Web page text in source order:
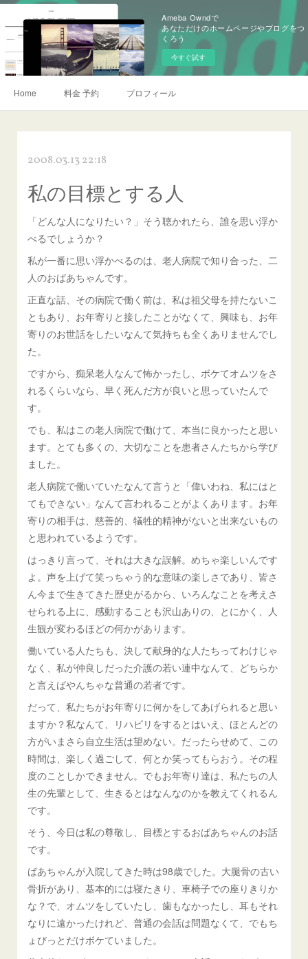
Ameba Owndで
あなただけのホームページやブログをつ
くろう
今すぐ試す
Home 料金 予約 プロフィール
2008.03.13 22:18
私の目標とする人
「どんな人になりたい？」そう聴かれたら、誰を思い浮か
べるでしょうか？
私が一番に思い浮かべるのは、老人病院で知り合った、二
人のおばあちゃんです。
正直な話、その病院で働く前は、私は祖父母を持たないこ
ともあり、お年寄りと接したことがなくて、興味も、お年
寄りのお世話をしたいなんて気持ちも全くありませんでし
た。
ですから、痴呆老人なんて怖かったし、ボケてオムツをさ
れるくらいなら、早く死んだ方が良いと思っていたんで
す。
でも、私はこの老人病院で働けて、本当に良かったと思い
ます。とても多くの、大切なことを患者さんたちから学び
ました。
老人病院で働いていたなんて言うと「偉いわね、私にはと
てもできない」なんて言われることがよくあります。お年
寄りの相手は、慈善的、犠牲的精神がないと出来ないもの
と思われているようです。
はっきり言って、それは大きな誤解。めちゃ楽しいんです
よ。声を上げて笑っちゃう的な意味の楽しさであり、皆さ
ん今まで生きてきた歴史がるから、いろんなことを考えさ
せられる上に、感動することも沢山ありの、とにかく、人
生観が変わるほどの何かがあります。
働いている人たちも、決して献身的な人たちってわけじゃ
なく、私が仲良しだった介護の若い連中なんて、どちらか
と言えばやんちゃな普通の若者です。
だって、私たちがお年寄りに何かをしてあげられると思い
ますか？私なんて、リハビリをするとはいえ、ほとんどの
方がいまさら自立生活は望めない。だったらせめて、この
時間は、楽しく過ごして、何とか笑ってもらおう。その程
度のことしかできません。でもお年寄り達は、私たちの人
生の先輩として、生きるとはなんなのかを教えてくれるん
です。
そう、今日は私の尊敬し、目標とするおばあちゃんのお話
です。
ばあちゃんが入院してきた時は98歳でした。大腿骨の古い
骨折があり、基本的には寝たきり、車椅子での座りきりか
な？で、オムツをしていたし、歯もなかったし、耳もそれ
なりに遠かったけれど、普通の会話は問題なくて、でもち
ょびっとだけボケていました。